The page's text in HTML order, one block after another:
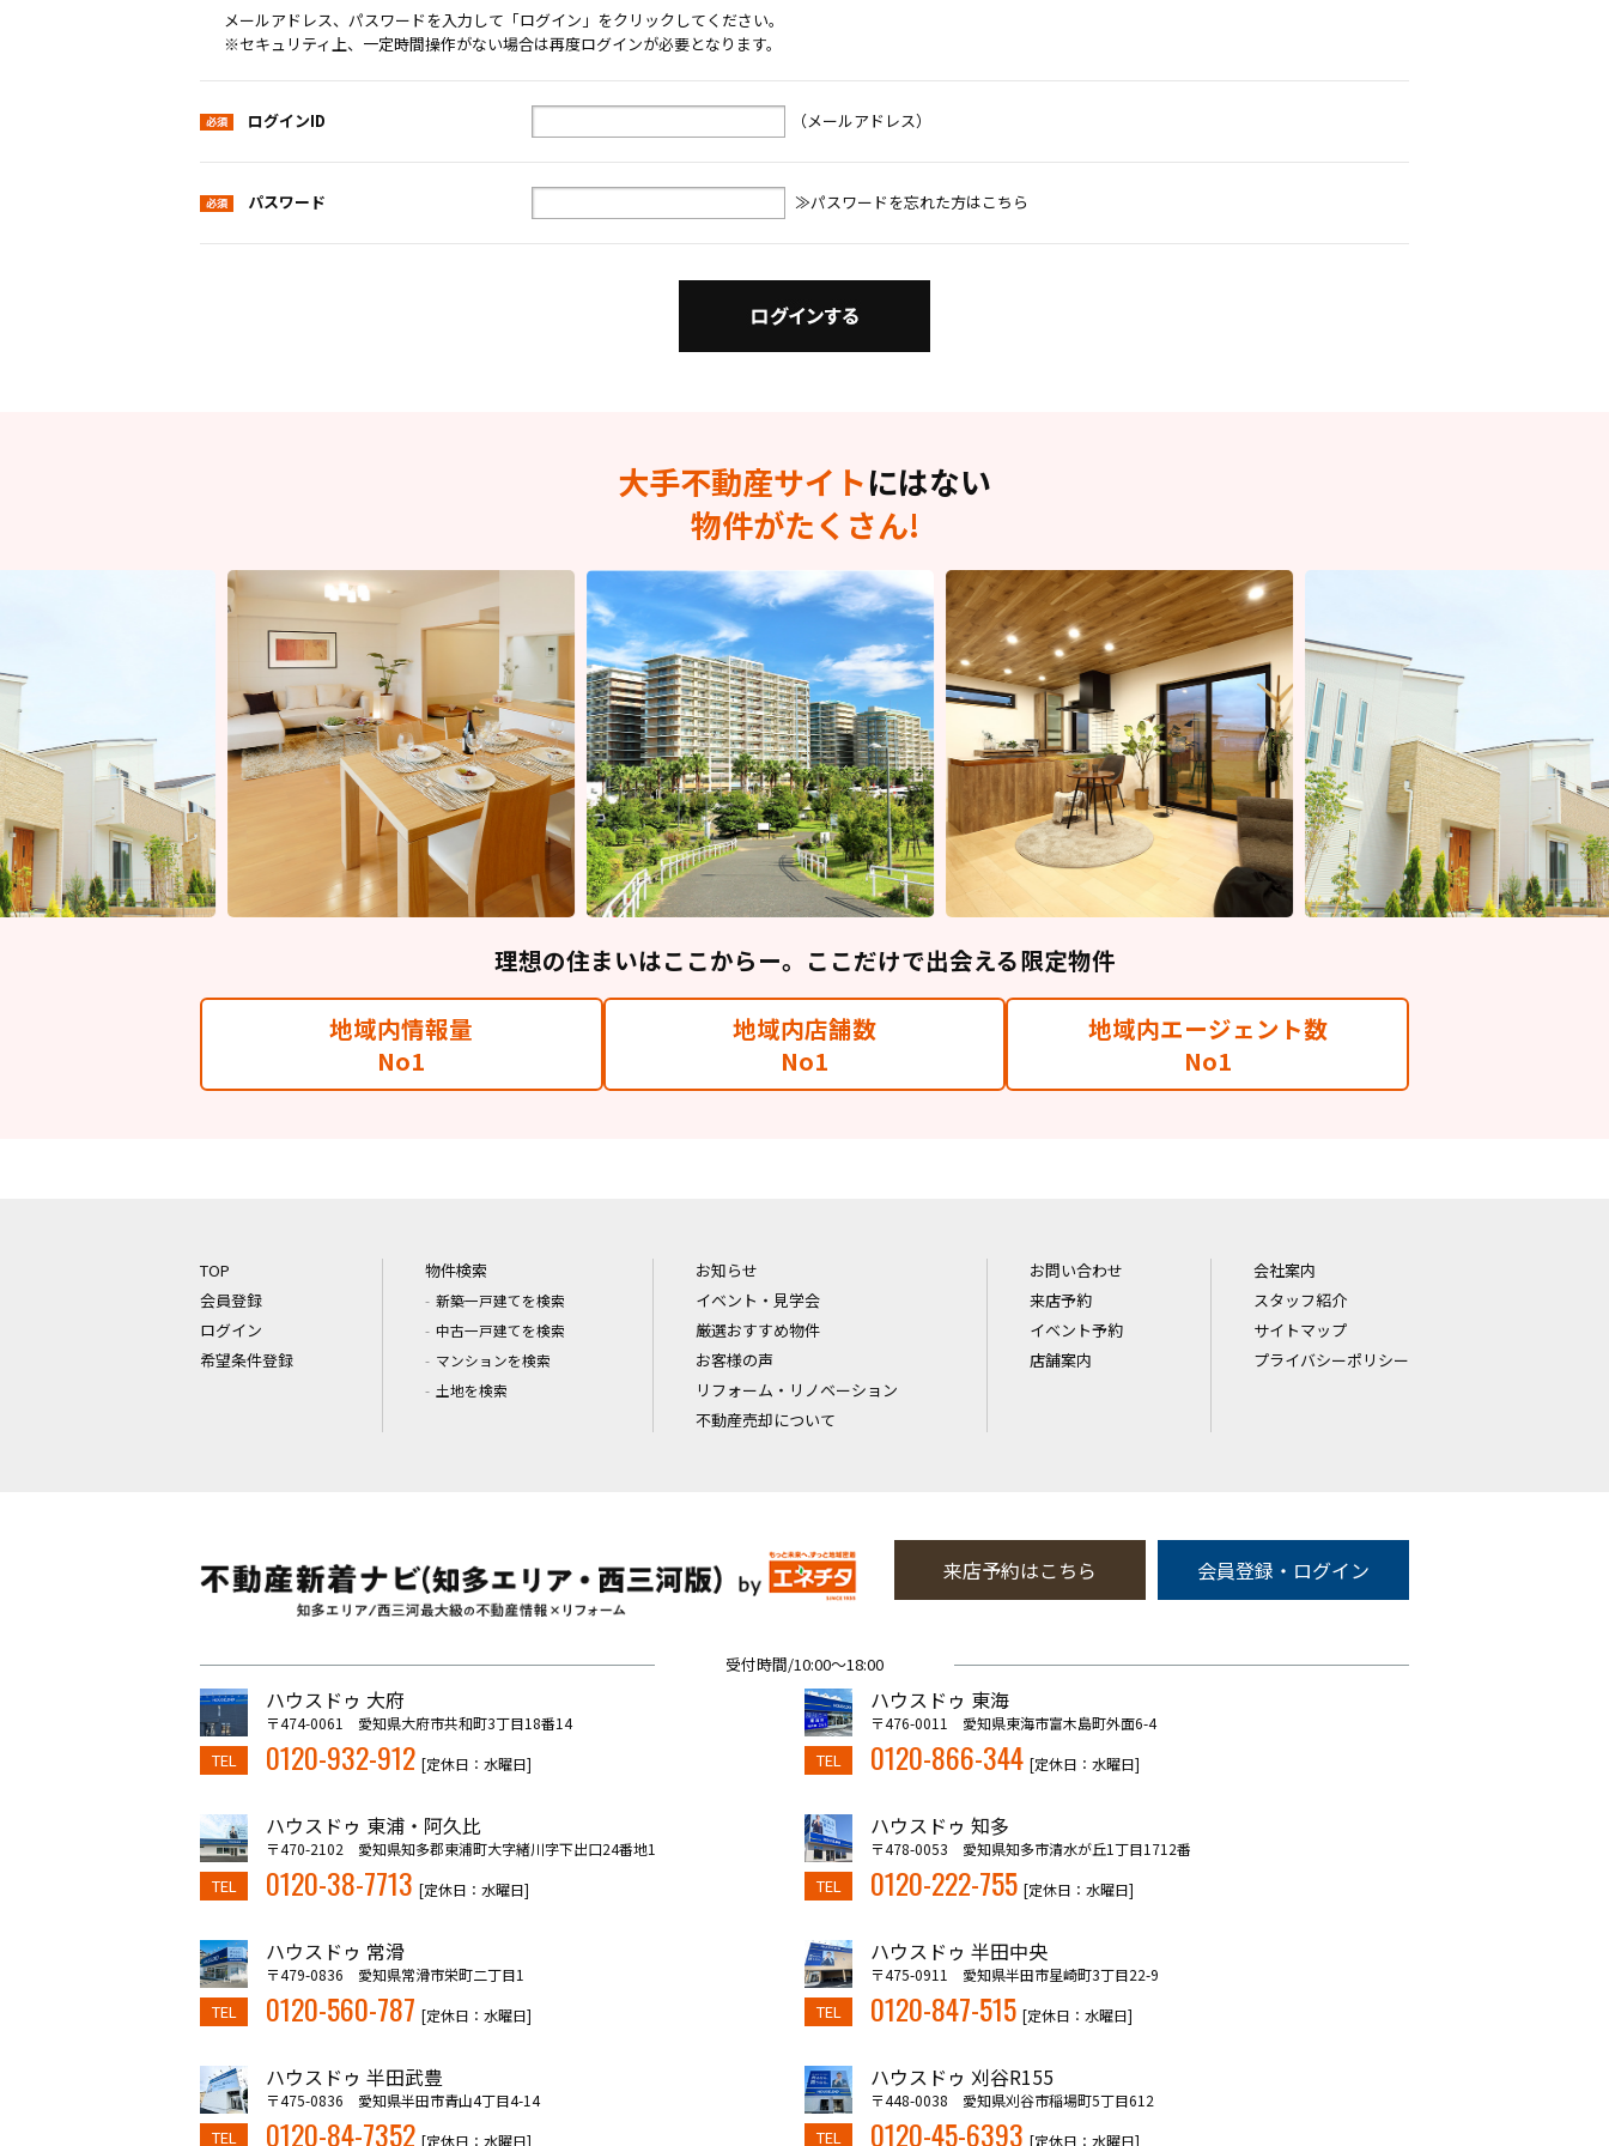
メールアドレス、パスワードを入力して「ログイン」をクリックしてください。
※セキュリティ上、一定時間操作がない場合は再度ログインが必要となります。
ログインID （メールアドレス）
パスワード ≫パスワードを忘れた方はこちら
大手不動産サイトにはない
物件がたくさん!
理想の住まいはここからー。ここだけで出会える限定物件
地域内情報量
No1
地域内店舗数
No1
地域内エージェント数
No1
TOP
会員登録
ログイン
希望条件登録
物件検索
新築一戸建てを検索
中古一戸建てを検索
マンションを検索
土地を検索
お知らせ
イベント・見学会
厳選おすすめ物件
お客様の声
リフォーム・リノベーション
不動産売却について
お問い合わせ
来店予約
イベント予約
店舗案内
会社案内
スタッフ紹介
サイトマップ
プライバシーポリシー
来店予約はこちら 会員登録・ログイン
受付時間/10:00～18:00
ハウスドゥ 大府
〒474-0061 愛知県大府市共和町3丁目18番14
TEL 0120-932-912 [定休日：水曜日]
ハウスドゥ 東海
〒476-0011 愛知県東海市富木島町外面6-4
TEL 0120-866-344 [定休日：水曜日]
ハウスドゥ 東浦・阿久比
〒470-2102 愛知県知多郡東浦町大字緒川字下出口24番地1
TEL 0120-38-7713 [定休日：水曜日]
ハウスドゥ 知多
〒478-0053 愛知県知多市清水が丘1丁目1712番
TEL 0120-222-755 [定休日：水曜日]
ハウスドゥ 常滑
〒479-0836 愛知県常滑市栄町二丁目1
TEL 0120-560-787 [定休日：水曜日]
ハウスドゥ 半田中央
〒475-0911 愛知県半田市星崎町3丁目22-9
TEL 0120-847-515 [定休日：水曜日]
ハウスドゥ 半田武豊
〒475-0836 愛知県半田市青山4丁目4-14
TEL 0120-84-7352 [定休日：水曜日]
ハウスドゥ 刈谷R155
〒448-0038 愛知県刈谷市稲場町5丁目612
TEL 0120-45-6393 [定休日：水曜日]